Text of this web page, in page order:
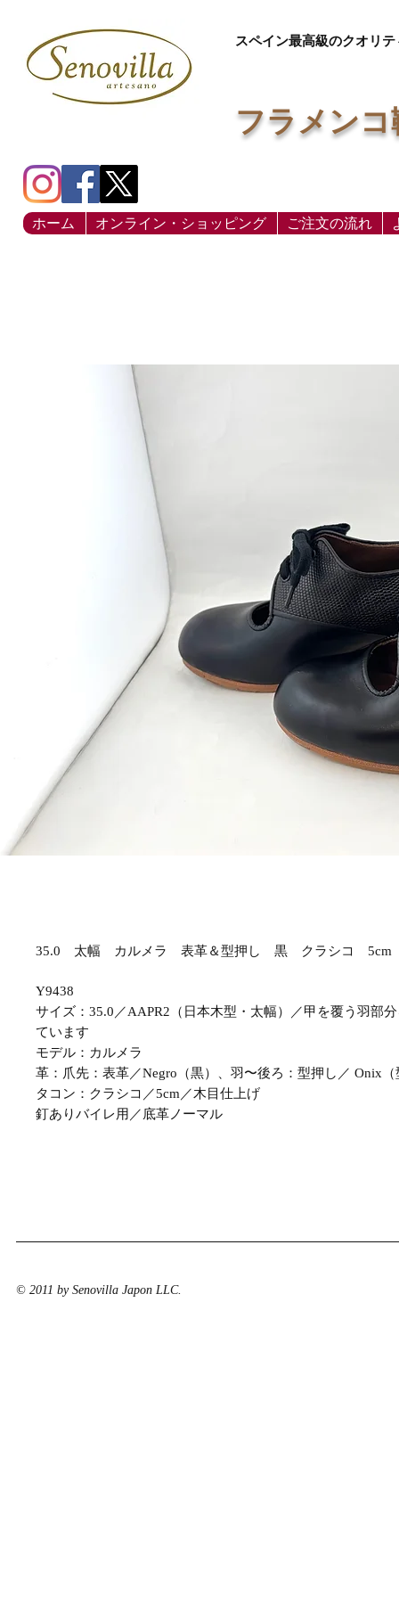
スペイン最高級のクオリ
フラメン
ホーム オンライン・ショッピング ご注文の流れ
35.0 太幅 カルメラ 表革＆型押し 黒 クラシコ
Y9438
サイズ：35.0／AAPR2（日本木型・太幅）／甲を覆う羽部
ています
モデル：カルメラ
革：爪先：表革／Negro（黒）、羽〜後ろ：型押し／ Onix
タコン：クラシコ／5cm／木目仕上げ
釘ありバイレ用／底革ノーマル
© 2011 by Senovilla Japon LLC.